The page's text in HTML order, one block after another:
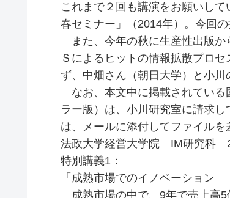
これまで２回も講演をお願いし
春セミナー」（2014年）。今回の
また、今年の秋に生産性出版
Ｓによるヒットの情報拡散プロ
ず、中畑さん（朝日大学）と小川
なお、本文中に掲載されている
ラー版）は、小川研究室に請求
は、メールに添付してファイルを
法政大学経営大学院 IM研究科
特別講義1：
「成熟市場でのイノベーション
成熟市場の中で、9年で売上高5